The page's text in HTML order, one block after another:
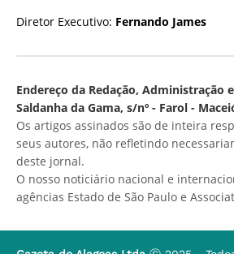
Diretor Executivo: Fernando James
Endereço da Redação, Administração
Saldanha da Gama, s/nº - Farol -
Os artigos assinados são de inteira
seus autores, não refletindo
deste jornal.
O nosso noticiário nacional e
agências Estado de São Paulo e